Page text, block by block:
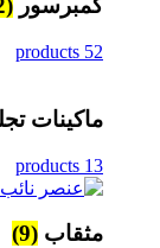
كمبرسور (52)
52 products
ماكينات
13 products
مثقاب (9)